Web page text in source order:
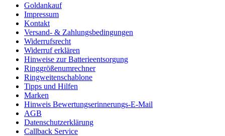
Goldankauf
Impressum
Kontakt
Versand- & Zahlungsbedingungen
Widerrufsrecht
Widerruf erklären
Hinweise zur Batterieentsorgung
Ringgrößenumrechner
Ringweitenschablone
Tipps und Hilfen
Marken
Hinweis Bewertungserinnerungs-E-Mail
AGB
Datenschutzerklärung
Callback Service